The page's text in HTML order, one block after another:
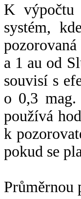
K výpočtu
systém,
a 1 au od
souvisí s
o 0,3 mag.
používá
k
pokud se
Průměrnou